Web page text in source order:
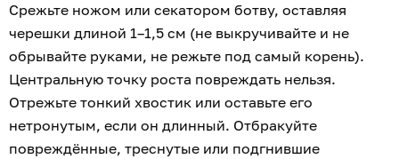
Срежьте ножом или секатором ботву, оставляя
черешки длиной 1–1,5 см (не выкручивайте и не
обрывайте руками, не режьте под самый корень).
Центральную точку роста повреждать нельзя.
Отрежьте тонкий хвостик или оставьте его
нетронутым, если он длинный. Отбракуйте
повреждённые, треснутые или подгнившие